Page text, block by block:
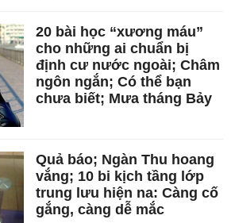
20 bài học “xương máu”
cho những ai chuẩn bị
định cư nước ngoài; Châm
ngôn ngắn; Có thể bạn
chưa biết; Mưa tháng Bảy
Quả báo; Ngàn Thu hoang
vắng; 10 bi kịch tầng lớp
trung lưu hiện na: Càng cố
gắng, càng dễ mắc